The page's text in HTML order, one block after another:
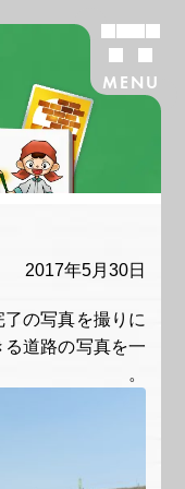
MENU
2017年5月30日
の写真を撮りに
道路の写真を一